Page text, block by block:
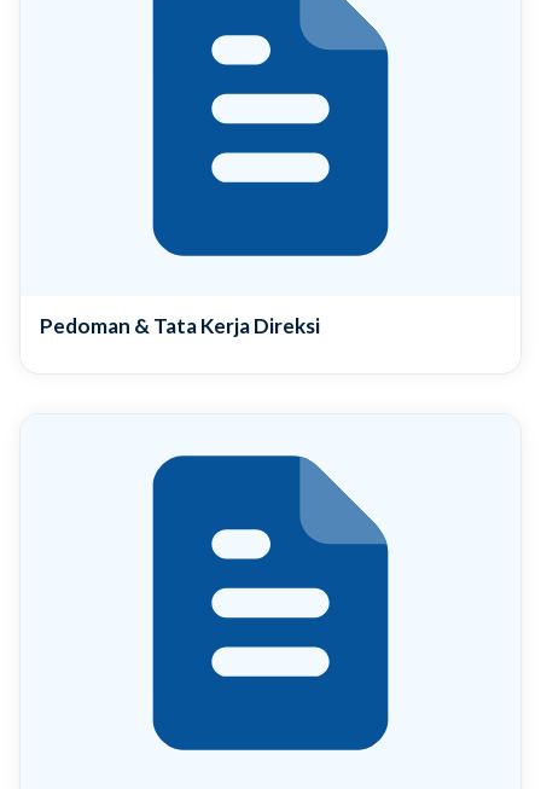
Pedoman & Tata Kerja Direksi